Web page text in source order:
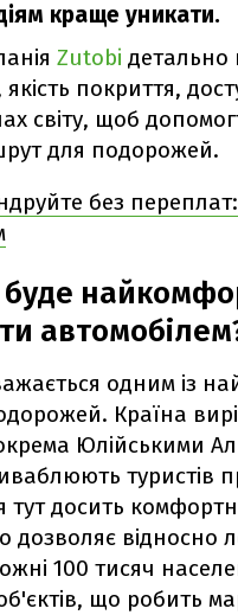
краще уникати.
Zutobi детально
покриття,
світу, щоб
для подорожей.
без
одним із
Країна
Юлійськими
туристів
тут досить
дозволяє відносно
100 тисяч
що робить